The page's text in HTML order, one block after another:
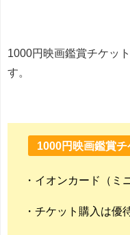
1000円映画鑑賞チケッ
す。
1000円映画鑑賞
・イオンカード（ミ
・チケット購入は優